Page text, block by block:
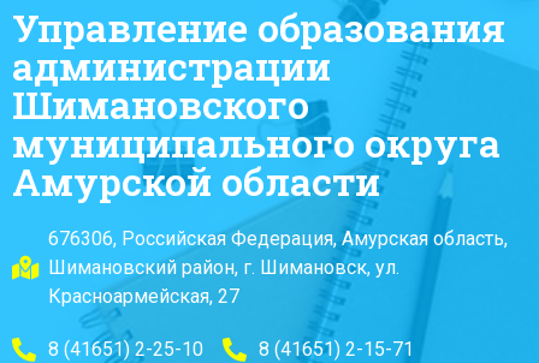
Управление образования
администрации
Шимановского
муниципального округа
Амурской области
676306, Российская Федерация, Амурская область,
Шимановский район, г. Шимановск, ул.
Красноармейская, 27
8 (41651) 2-25-10
8 (41651) 2-15-71